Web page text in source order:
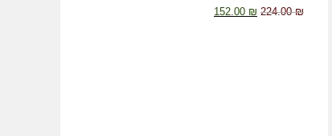
224.00₪
152.00 ₪